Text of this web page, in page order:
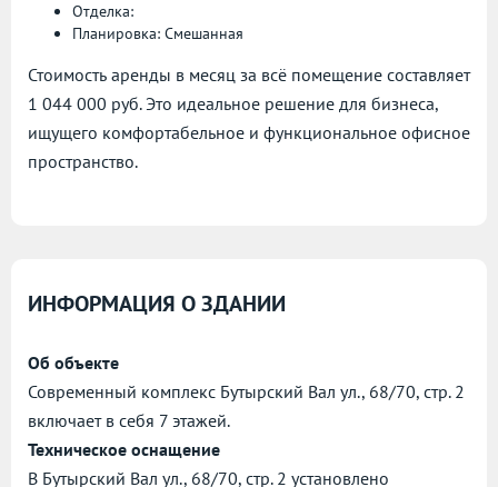
Отделка:
Планировка: Смешанная
Стоимость аренды в месяц за всё помещение составляет
1 044 000 руб. Это идеальное решение для бизнеса,
ищущего комфортабельное и функциональное офисное
пространство.
ИНФОРМАЦИЯ О ЗДАНИИ
Об объекте
Современный комплекс Бутырский Вал ул., 68/70, стр. 2
включает в себя 7 этажей.
Техническое оснащение
В Бутырский Вал ул., 68/70, стр. 2 установлено